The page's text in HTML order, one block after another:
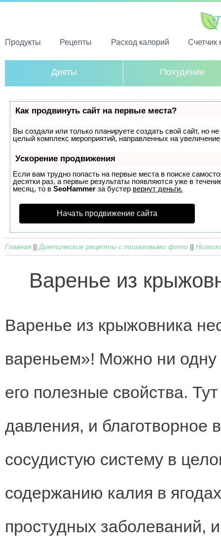
Продукты Рецепты Расход калорий Счетчик
Диеты Похудение
Как продвинуть сайт на первые места?
Вы создали или только планируете создать свой сайт, но
целый комплекс мероприятий, направленных на
Ускорение продвижения
Если вам трудно попасть на первые места в поиске
десятки раз, а первые результаты появляются уже в
месяц, то в SeoHammer за бустер вернут деньги.
Начать продвижение сайта
Главная || Диетические рецепты с пошаговыми фото ||
Варенье из
Варенье из крыжовника
вареньем»! Можно ни одну
его полезные свойства.
давления, и благотворное
сосудистую систему в
содержанию калия в
простудных заболеваний,